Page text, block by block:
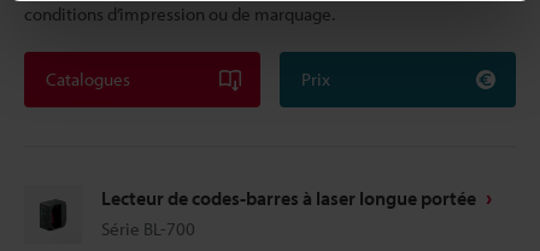
conditions d’impression ou de marquage.
Catalogues Prix
Lecteur de codes-barres à laser longue portée
Série BL-700